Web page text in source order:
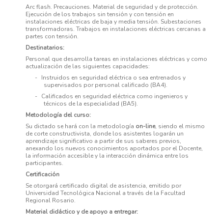
Arc flash. Precauciones. Material de seguridad y de protección.
Ejecución de los trabajos sin tensión y con tensión en
instalaciones eléctricas de baja y media tensión. Subestaciones
transformadoras. Trabajos en instalaciones eléctricas cercanas a
partes con tensión.
Destinatarios:
Personal que desarrolla tareas en instalaciones eléctricas y como
actualización de las siguientes capacidades:
-
Instruidos en seguridad eléctrica o sea entrenados y
supervisados por personal calificado (BA4).
-
Calificados en seguridad eléctrica como ingenieros y
técnicos de la especialidad (BA5).
Metodología del curso:
Su dictado se hará con la metodología on-line, siendo el mismo
de corte constructivista, donde los asistentes logarán un
aprendizaje significativo a partir de sus saberes previos,
anexando los nuevos conocimientos aportados por el Docente,
la información accesible y la interacción dinámica entre los
participantes.
Certificación
Se otorgará certificado digital de asistencia, emitido por
Universidad Tecnológica Nacional a través de la Facultad
Regional Rosario.
Material didáctico y de apoyo a entregar: